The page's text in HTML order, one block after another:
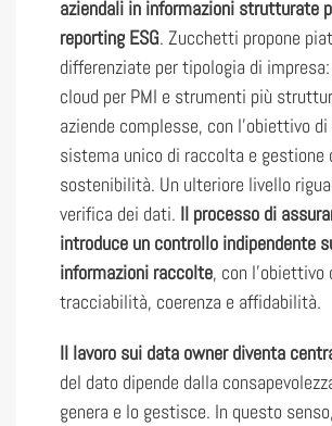
aziendali in informazioni strutturate
reporting ESG. Zucchetti propone
differenziate per tipologia di
cloud per PMI e strumenti più
aziende complesse, con l’obiettivo
sistema unico di raccolta e gestione
sostenibilità. Un ulteriore livello
verifica dei dati. Il processo di
introduce un controllo indipendente
informazioni raccolte, con l’obiettivo
tracciabilità, coerenza e affidabilità.
Il lavoro sui data owner diventa
del dato dipende dalla
genera e lo gestisce. In questo